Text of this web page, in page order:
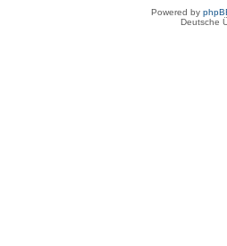
Powered by
Deutsche